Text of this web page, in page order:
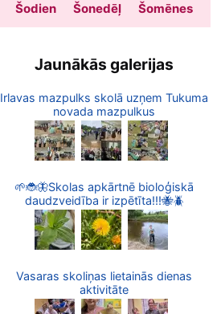
Šodien Šonedēļ Šomēnes
Jaunākās galerijas
Irlavas mazpulks skolā uzņem Tukuma
novada mazpulkus
🌱🐞🦋Skolas apkārtnē bioloģiskā
daudzveidība ir izpētīta!!!🐝🪲
Vasaras skoliņas lietainās dienas
aktivitāte